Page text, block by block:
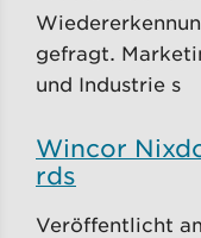
gefragt.
und Industrie s
Wincor
rds
Veröffentlicht